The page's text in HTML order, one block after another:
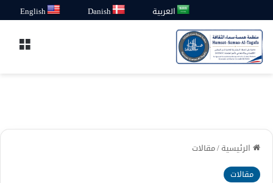
العربية Danish
English
الرئيسية/مقالات
مقالات